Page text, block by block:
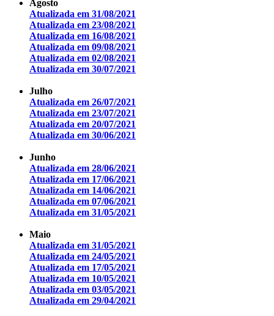
Agosto
Atualizada em 31/08/2021
Atualizada em 23/08/2021
Atualizada em 16/08/2021
Atualizada em 09/08/2021
Atualizada em 02/08/2021
Atualizada em 30/07/2021
Julho
Atualizada em 26/07/2021
Atualizada em 23/07/2021
Atualizada em 20/07/2021
Atualizada em 30/06/2021
Junho
Atualizada em 28/06/2021
Atualizada em 17/06/2021
Atualizada em 14/06/2021
Atualizada em 07/06/2021
Atualizada em 31/05/2021
Maio
Atualizada em 31/05/2021
Atualizada em 24/05/2021
Atualizada em 17/05/2021
Atualizada em 10/05/2021
Atualizada em 03/05/2021
Atualizada em 29/04/2021